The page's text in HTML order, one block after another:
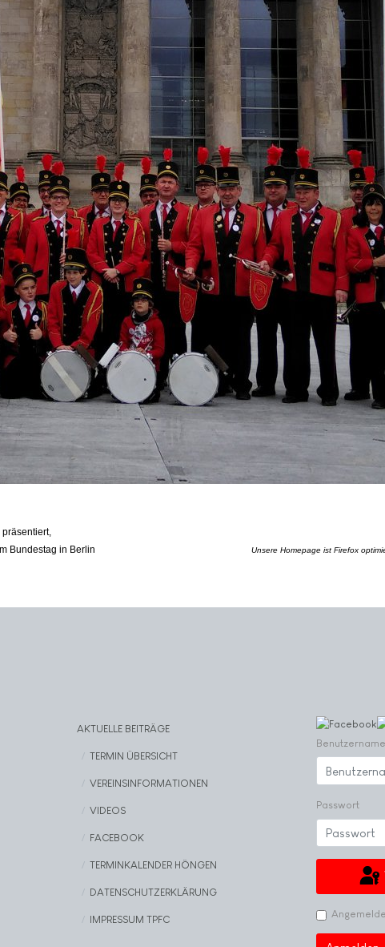
Bundestag in Berlin
Unsere Homepage ist Firefox
AKTUELLE BEITRÄGE
TERMIN ÜBERSICHT
VEREINSINFORMATIONEN
VIDEOS
FACEBOOK
TERMINKALENDER HÖNGEN
DATENSCHUTZERKLÄRUNG
IMPRESSUM TPFC
Benutzername
Passwort